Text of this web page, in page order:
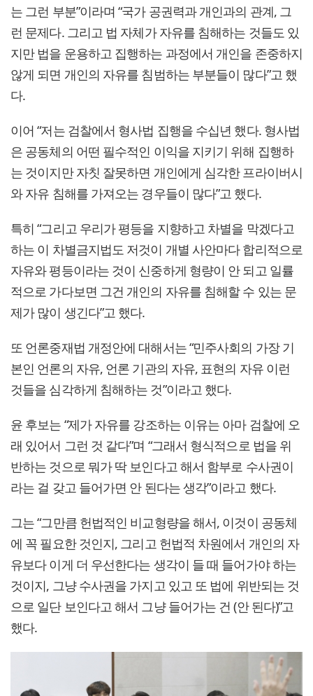
는 그런 부분”이라며 “국가 공권력과 개인과의 관계, 그
런 문제다. 그리고 법 자체가 자유를 침해하는 것들도 있
지만 법을 운용하고 집행하는 과정에서 개인을 존중하지
않게 되면 개인의 자유를 침범하는 부분들이 많다”고 했
다.
이어 “저는 검찰에서 형사법 집행을 수십년 했다. 형사법
은 공동체의 어떤 필수적인 이익을 지키기 위해 집행하
는 것이지만 자칫 잘못하면 개인에게 심각한 프라이버시
와 자유 침해를 가져오는 경우들이 많다”고 했다.
특히 “그리고 우리가 평등을 지향하고 차별을 막겠다고
하는 이 차별금지법도 저것이 개별 사안마다 합리적으로
자유와 평등이라는 것이 신중하게 형량이 안 되고 일률
적으로 가다보면 그건 개인의 자유를 침해할 수 있는 문
제가 많이 생긴다”고 했다.
또 언론중재법 개정안에 대해서는 “민주사회의 가장 기
본인 언론의 자유, 언론 기관의 자유, 표현의 자유 이런
것들을 심각하게 침해하는 것”이라고 했다.
윤 후보는 “제가 자유를 강조하는 이유는 아마 검찰에 오
래 있어서 그런 것 같다”며 “그래서 형식적으로 법을 위
반하는 것으로 뭐가 딱 보인다고 해서 함부로 수사권이
라는 걸 갖고 들어가면 안 된다는 생각”이라고 했다.
그는 “그만큼 헌법적인 비교형량을 해서, 이것이 공동체
에 꼭 필요한 것인지, 그리고 헌법적 차원에서 개인의 자
유보다 이게 더 우선한다는 생각이 들 때 들어가야 하는
것이지, 그냥 수사권을 가지고 있고 또 법에 위반되는 것
으로 일단 보인다고 해서 그냥 들어가는 건 (안 된다)”고
했다.